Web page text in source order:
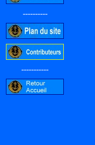
----------
-----------